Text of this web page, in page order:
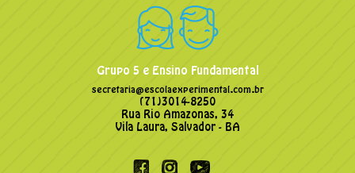
Grupo 5 e Ensino Fundamental
secretaria@escolaexperimental.com.br
(71)3014-8250
Rua Rio Amazonas, 34
Vila Laura, Salvador - BA